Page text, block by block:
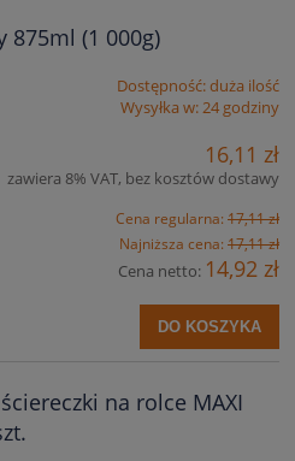
875ml (1 000g)
Dostępność:duża ilość
Wysyłka w:24 godziny
16,11 zł
zawiera 8% VAT, bez kosztów dostawy
Cena regularna: 17,11 zł
Najniższa cena: 17,11 zł
Cena netto: 14,92 zł
DO KOSZYKA
na rolce MAXI